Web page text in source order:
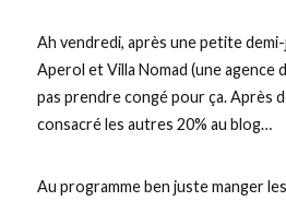
Ah vendredi, après une petite
Aperol et Villa Nomad (une agence
pas prendre congé pour ça. Après
consacré les autres 20% au blog…
Au programme ben juste manger